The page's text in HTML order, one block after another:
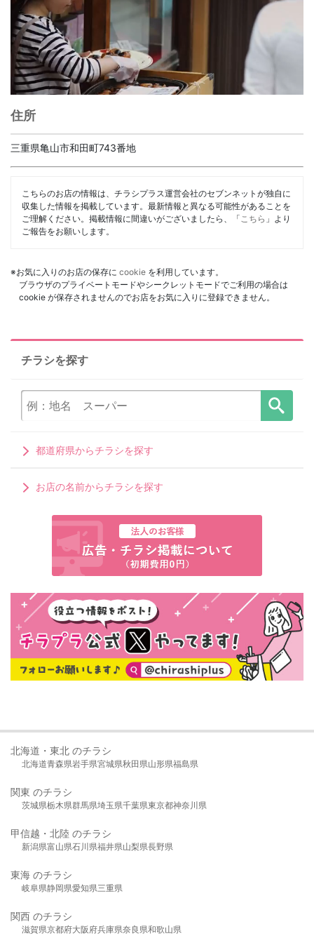
住所
三重県亀山市和田町743番地
こちらのお店の情報は、チラシプラス運営会社のセブンネットが独自に
収集した情報を掲載しています。最新情報と異なる可能性があることを
ご理解ください。掲載情報に間違いがございましたら、「 こちら 」より
ご報告をお願いします。
※お気に入りのお店の保存に cookie を利用しています。
ブラウザのプライベートモードやシークレットモードでご利用の場合は
cookie が保存されませんのでお店をお気に入りに登録できません。
チラシを探す
都道府県からチラシを探す
お店の名前からチラシを探す
北海道・東北 のチラシ
北海道青森県岩手県宮城県秋田県山形県福島県
関東 のチラシ
茨城県栃木県群馬県埼玉県千葉県東京都神奈川県
甲信越・北陸 のチラシ
新潟県富山県石川県福井県山梨県長野県
東海 のチラシ
岐阜県静岡県愛知県三重県
関西 のチラシ
滋賀県京都府大阪府兵庫県奈良県和歌山県